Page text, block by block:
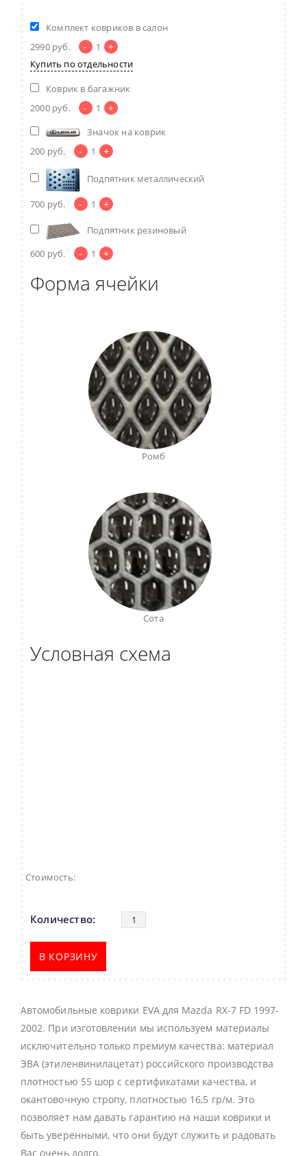
Комплект ковриков в салон
2990 руб. - 1 +
Купить по отдельности
Коврик в багажник
2000 руб. - 1 +
Значок на коврик
200 руб. - 1 +
Подпятник металлический
700 руб. - 1 +
Подпятник резиновый
600 руб. - 1 +
Форма ячейки
Ромб
Сота
Условная схема
Стоимость:
В КОРЗИНУ
Автомобильные коврики EVA для Mazda RX-7 FD 1997-
2002. При изготовлении мы используем материалы
исключительно только премиум качества: материал
ЭВА (этиленвинилацетат) российского производства
плотностью 55 шор с сертификатами качества, и
окантовочную стропу, плотностью 16,5 гр/м. Это
позволяет нам давать гарантию на наши коврики и
быть уверенными, что они будут служить и радовать
Вас очень долго.